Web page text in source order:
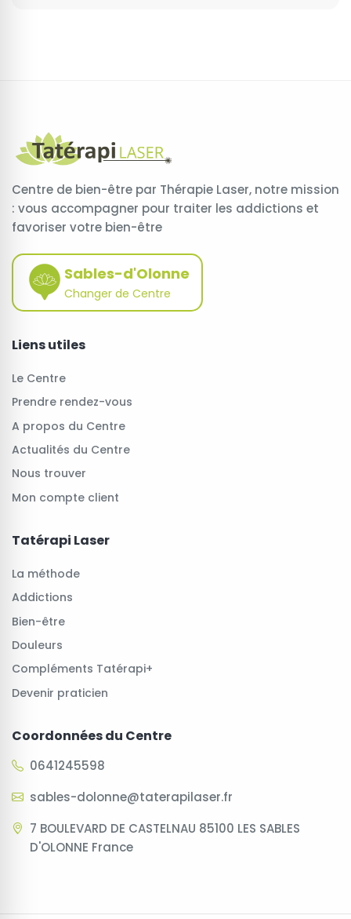
Centre de bien-être par Thérapie Laser, notre mission
: vous accompagner pour traiter les addictions et
favoriser votre bien-être
Sables-d'Olonne
Changer de Centre
Liens utiles
Le Centre
Prendre rendez-vous
A propos du Centre
Actualités du Centre
Nous trouver
Mon compte client
Tatérapi Laser
La méthode
Addictions
Bien-être
Douleurs
Compléments Tatérapi+
Devenir praticien
Coordonnées du Centre
0641245598
sables-dolonne@taterapilaser.fr
7 BOULEVARD DE CASTELNAU 85100 LES SABLES
D'OLONNE France